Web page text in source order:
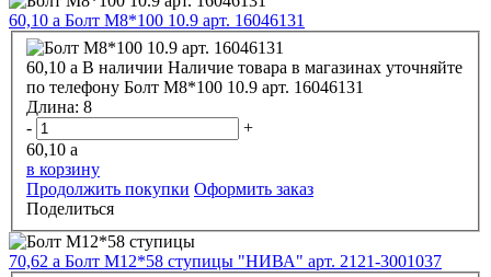
60,10 a Болт М8*100 10.9 арт. 16046131
60,10 a В наличии Наличие товара в магазинах уточняйте
по телефону
Болт М8*100 10.9 арт. 16046131
Длина: 8
-
+
60,10 a
в корзину
Продолжить покупки Оформить заказ
Поделиться
70,62 a Болт М12*58 ступицы "НИВА" арт. 2121-3001037